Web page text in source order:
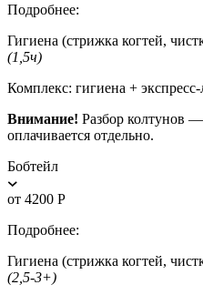
Подробнее:
Гигиена (стрижка когтей,
(1,5ч)
Комплекс: гигиена +
Внимание! Разбор колтунов
оплачивается отдельно.
Бобтейл
от 4200 Р
Подробнее:
Гигиена (стрижка когтей,
(2,5-3+)